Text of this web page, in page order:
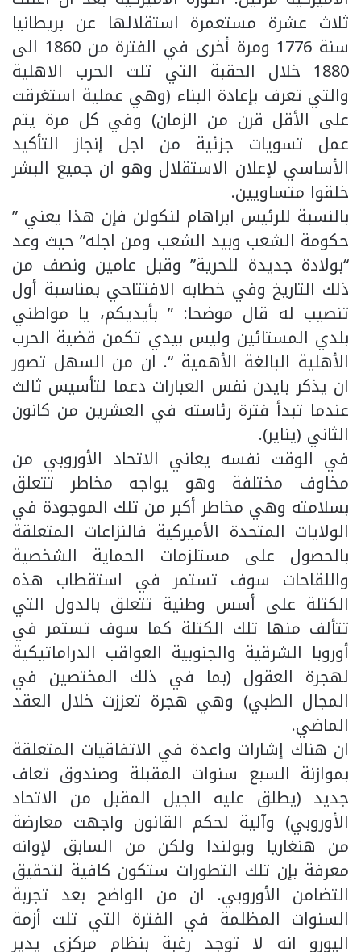
ثلاث عشرة مستعمرة استقلالها عن بريطانيا
سنة 1776 ومرة أخرى في الفترة من 1860 الى
1880 خلال الحقبة التي تلت الحرب الاهلية
والتي تعرف بإعادة البناء (وهي عملية استغرقت
على الأقل قرن من الزمان) وفي كل مرة يتم
عمل تسويات جزئية من اجل إنجاز التأكيد
الأساسي لإعلان الاستقلال وهو ان جميع البشر
خلقوا متساويين.
بالنسبة للرئيس ابراهام لنكولن فإن هذا يعني ”
حكومة الشعب وبيد الشعب ومن اجله” حيث وعد
“بولادة جديدة للحرية” وقبل عامين ونصف من
ذلك التاريخ وفي خطابه الافتتاحي بمناسبة أول
تنصيب له قال موضحا: ” بأيديكم، يا مواطني
بلدي المستائين وليس بيدي تكمن قضية الحرب
الأهلية البالغة الأهمية “. ان من السهل تصور
ان يذكر بايدن نفس العبارات دعما لتأسيس ثالث
عندما تبدأ فترة رئاسته في العشرين من كانون
الثاني (يناير).
في الوقت نفسه يعاني الاتحاد الأوروبي من
مخاوف مختلفة وهو يواجه مخاطر تتعلق
بسلامته وهي مخاطر أكبر من تلك الموجودة في
الولايات المتحدة الأميركية فالنزاعات المتعلقة
بالحصول على مستلزمات الحماية الشخصية
واللقاحات سوف تستمر في استقطاب هذه
الكتلة على أسس وطنية تتعلق بالدول التي
تتألف منها تلك الكتلة كما سوف تستمر في
أوروبا الشرقية والجنوبية العواقب الدراماتيكية
لهجرة العقول (بما في ذلك المختصين في
المجال الطبي) وهي هجرة تعززت خلال العقد
الماضي.
ان هناك إشارات واعدة في الاتفاقيات المتعلقة
بموازنة السبع سنوات المقبلة وصندوق تعاف
جديد (يطلق عليه الجيل المقبل من الاتحاد
الأوروبي) وآلية لحكم القانون واجهت معارضة
من هنغاريا وبولندا ولكن من السابق لإوانه
معرفة بإن تلك التطورات ستكون كافية لتحقيق
التضامن الأوروبي. ان من الواضح بعد تجربة
السنوات المظلمة في الفترة التي تلت أزمة
اليورو انه لا توجد رغبة بنظام مركزي يدير